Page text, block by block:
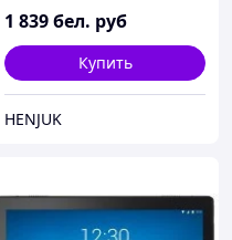
1 839бел. руб
Купить
HENJUK